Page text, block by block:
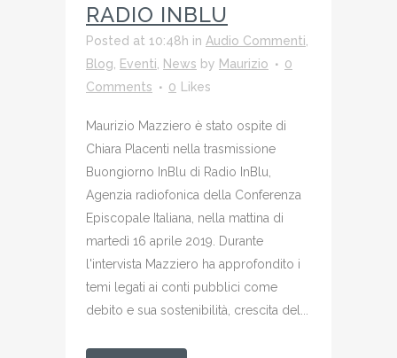
RADIO INBLU
Posted at 10:48h in Audio Commenti
Blog Eventi News by Maurizio
0
Comments
0 Likes
Maurizio Mazziero è stato ospite di
Chiara Placenti nella trasmissione
Buongiorno InBlu di Radio InBlu,
Agenzia radiofonica della Conferenza
Episcopale Italiana, nella mattina di
martedì 16 aprile 2019. Durante
l'intervista Mazziero ha approfondito i
temi legati ai conti pubblici come
debito e sua sostenibilità, crescita del...